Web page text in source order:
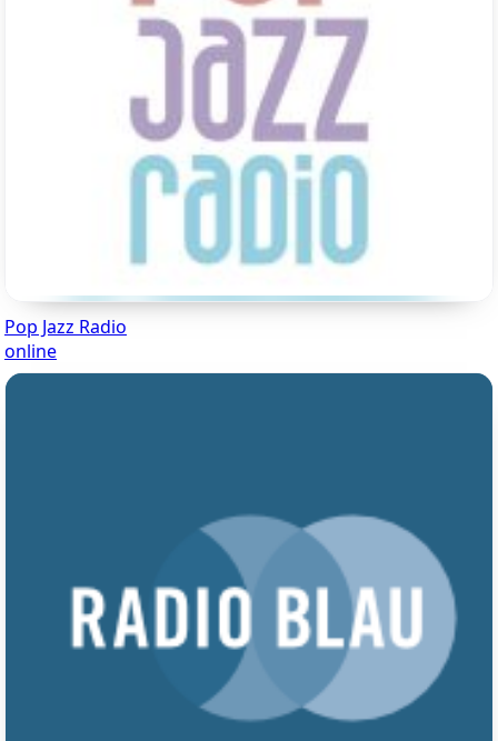
Pop Jazz Radio
online